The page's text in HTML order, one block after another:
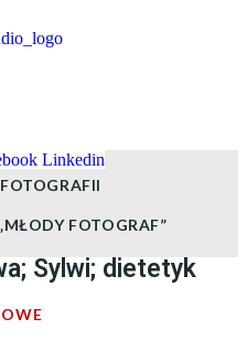
FOTOGRAF”
Linkedin
Sylwi; dietetyk